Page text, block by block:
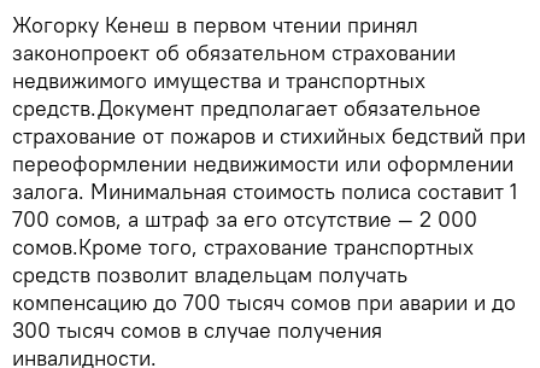
Жогорку Кенеш в первом чтении принял
законопроект об обязательном страховании
недвижимого имущества и транспортных
средств.Документ предполагает обязательное
страхование от пожаров и стихийных бедствий при
переоформлении недвижимости или оформлении
залога. Минимальная стоимость полиса составит 1
700 сомов, а штраф за его отсутствие — 2 000
сомов.Кроме того, страхование транспортных
средств позволит владельцам получать
компенсацию до 700 тысяч сомов при аварии и до
300 тысяч сомов в случае получения
инвалидности.